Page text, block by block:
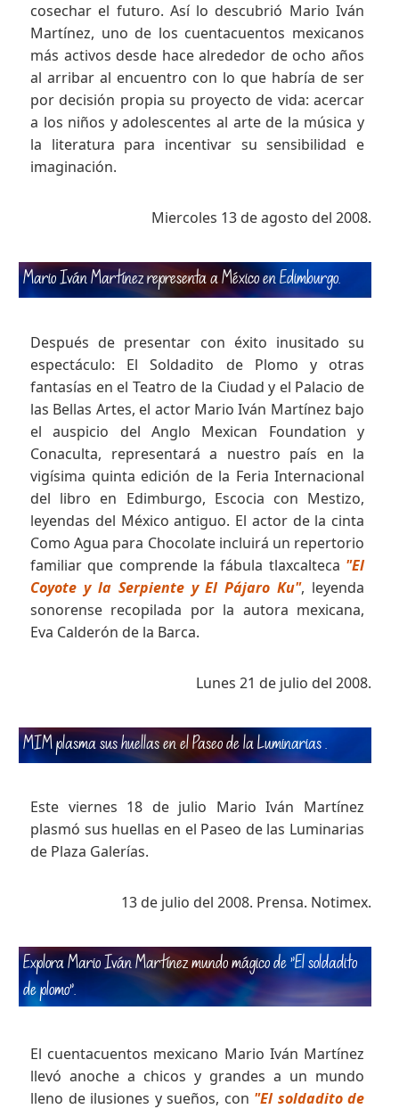
cosechar el futuro. Así lo descubrió Mario Iván
Martínez, uno de los cuentacuentos mexicanos
más activos desde hace alrededor de ocho años
al arribar al encuentro con lo que habría de ser
por decisión propia su proyecto de vida: acercar
a los niños y adolescentes al arte de la música y
la literatura para incentivar su sensibilidad e
imaginación.
Miercoles 13 de agosto del 2008.
Mario Iván Martínez representa a México en Edimburgo.
Después de presentar con éxito inusitado su
espectáculo: El Soldadito de Plomo y otras
fantasías en el Teatro de la Ciudad y el Palacio de
las Bellas Artes, el actor Mario Iván Martínez bajo
el auspicio del Anglo Mexican Foundation y
Conaculta, representará a nuestro país en la
vigísima quinta edición de la Feria Internacional
del libro en Edimburgo, Escocia con Mestizo,
leyendas del México antiguo. El actor de la cinta
Como Agua para Chocolate incluirá un repertorio
familiar que comprende la fábula tlaxcalteca "El
Coyote y la Serpiente y El Pájaro Ku", leyenda
sonorense recopilada por la autora mexicana,
Eva Calderón de la Barca.
Lunes 21 de julio del 2008.
MIM plasma sus huellas en el Paseo de la Luminarias.
Este viernes 18 de julio Mario Iván Martínez
plasmó sus huellas en el Paseo de las Luminarias
de Plaza Galerías.
13 de julio del 2008. Prensa. Notimex.
Explora Mario Iván Martínez mundo mágico de "El soldadito
de plomo".
El cuentacuentos mexicano Mario Iván Martínez
llevó anoche a chicos y grandes a un mundo
lleno de ilusiones y sueños, con "El soldadito de